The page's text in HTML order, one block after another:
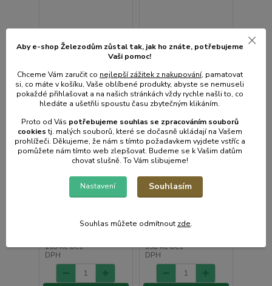
Vanička 30l
55x40x21cm
183 Kčbez
DPH
prac. dnů
Vanička 100x51x29cm
bílá, HROCH,plast
392 Kčbez
DPH
prac. dnů
Aby e-shop Železodům zůstal tak, jak ho znáte, potřebujeme
Vaši pomoc!
Chceme Vám zaručit co nejlepší zážitek z nakupování, pamatovat
si, co máte v košíku, Vaše oblíbené produkty, abyste se nemuseli
pokaždé přihlašovat a na našich stránkách vždy rychle našli to, co
hledáte a ušetřili spoustu času zbytečným klikáním.
Proto od Vás potřebujeme souhlas se zpracováním souborů
cookiestj. malých souborů, které se dočasně ukládají na Vašem
prohlížeči. Děkujeme, že nám s tímto požadavkem vyjdete vstříc a
pomůžete nám tímto web zlepšovat. Budeme se k Vašim datům
chovat slušně. To Vám slibujeme!
Nastavení Souhlasím
Souhlas můžete odmítnout zde.